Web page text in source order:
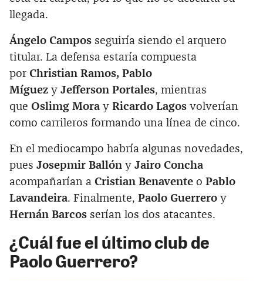
llegada.
Ángelo Campos seguiría siendo el arquero
titular. La defensa estaría compuesta
por Christian Ramos, Pablo
Míguez y Jefferson Portales, mientras
que Oslimg Mora y Ricardo Lagos volverían
como carrileros formando una línea de cinco.
En el mediocampo habría algunas novedades,
pues Josepmir Ballón y Jairo Concha
acompañarían a Cristian Benavente o Pablo
Lavandeira. Finalmente, Paolo Guerrero y
Hernán Barcos serían los dos atacantes.
¿Cuál fue el último club de
Paolo Guerrero?